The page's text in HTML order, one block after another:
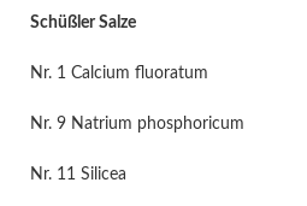
Schüßler Salze
Nr. 1 Calcium fluoratum
Nr. 9 Natrium phosphoricum
Nr. 11 Silicea